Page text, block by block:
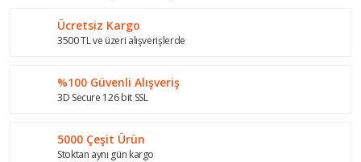
Ücretsiz Kargo
3500 TL ve üzeri alışverişlerde
%100 Güvenli Alışveriş
3D Secure 126 bit SSL
5000 Çeşit Ürün
Stoktan aynı gün kargo